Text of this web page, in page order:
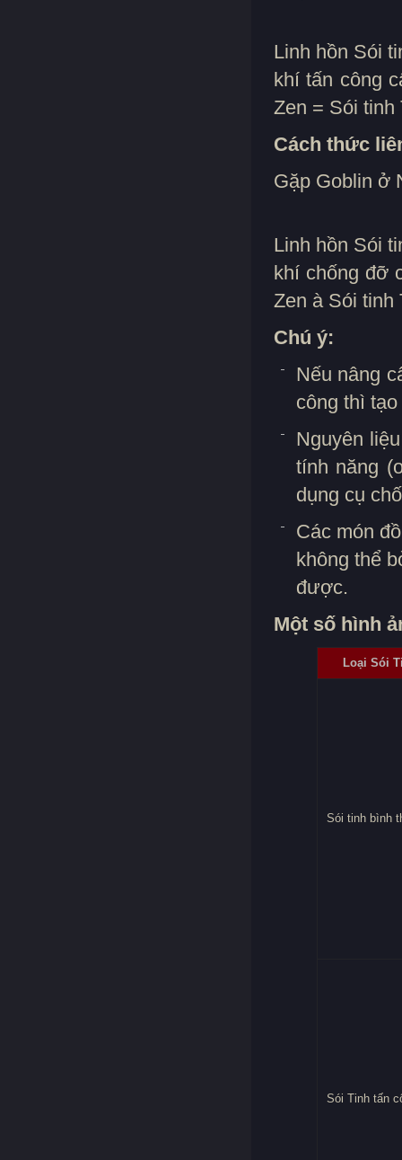
Linh hồn Sói
khí tấn công
Zen = Sói tinh
Cách thức
Gặp Goblin ở
Linh hồn Sói
khí chống đỡ
Zen à Sói tinh
Chú ý:
Nếu nâng
công thì
Nguyên
tính năng
dụng cụ
Các món
không thể
được.
Một số hình
Loại Sói
Sói tinh bình
Sói Tinh tấn